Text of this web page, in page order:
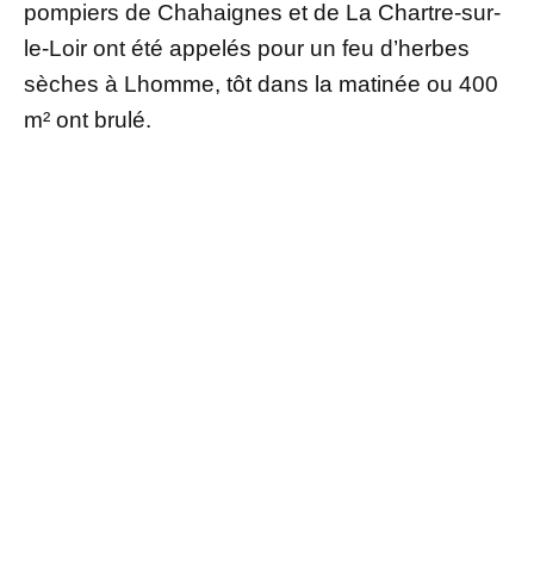
pompiers de Chahaignes et de La Chartre-sur-
le-Loir ont été appelés pour un feu d’herbes
sèches à Lhomme, tôt dans la matinée ou 400
m² ont brulé.